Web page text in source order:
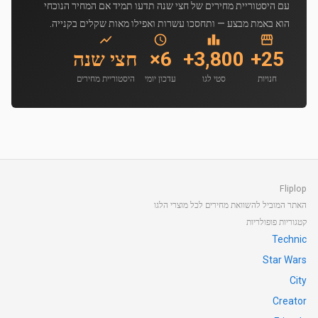
עם היסטוריית מחירים של חצי שנה תדעו תמיד אם המחיר הנוכחי
הוא באמת מבצע — ותחסכו עשרות ואפילו מאות שקלים בקנייה.
25+
חנויות
3,800+
סטי לגו
6×
עדכון יומי
חצי שנה
היסטוריית מחירים
Fliplop
האתר המוביל להשוואת מחירים לכל מוצרי הלגו
קטגוריות פופולריות
Technic
Star Wars
City
Creator